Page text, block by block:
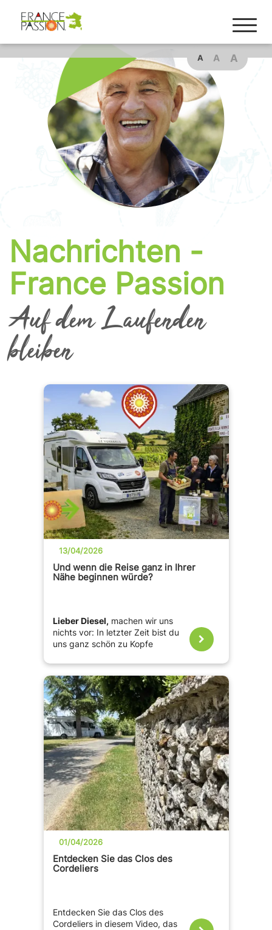
A A A
Nachrichten -
France Passion
Auf dem Laufenden
bleiben
13/04/2026
Und wenn die Reise ganz in Ihrer
Nähe beginnen würde?
Lieber Diesel, machen wir uns
nichts vor: In letzter Zeit bist du
uns ganz schön zu Kopfe
01/04/2026
Entdecken Sie das Clos des
Cordeliers
Entdecken Sie das Clos des
Cordeliers in diesem Video, das